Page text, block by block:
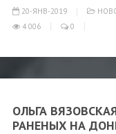
20-ЯНВ-2019
4 006
0
ОЛЬГА
РАНЕНЫХ НА